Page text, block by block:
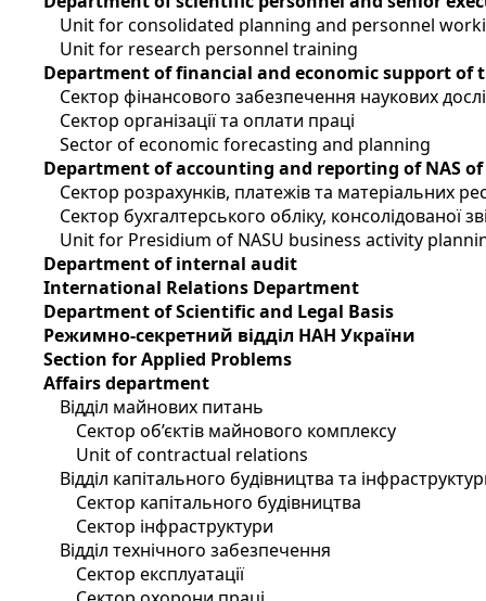
Unit for consolidated planning and personnel
Unit for research personnel training
Department of financial and economic support of
Сектор фінансового забезпечення наукових
Сектор організації та оплати праці
Sector of economic forecasting and planning
Department of accounting and reporting of NAS
Сектор розрахунків, платежів та матеріальних
Сектор бухгалтерського обліку, консолідованої
Unit for Presidium of NASU business activity
Department of internal audit
International Relations Department
Department of Scientific and Legal Basis
Режимно-секретний відділ НАН України
Section for Applied Problems
Affairs department
Відділ майнових питань
Сектор об’єктів майнового комплексу
Unit of contractual relations
Відділ капітального будівництва та
Сектор капітального будівництва
Сектор інфраструктури
Відділ технічного забезпечення
Сектор експлуатації